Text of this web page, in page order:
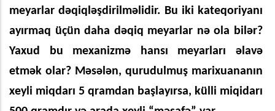
meyarlar dəqiqləşdirilməlidir. Bu iki kateqoriyanı
ayırmaq üçün daha dəqiq meyarlar nə ola bilər?
Yaxud bu mexanizmə hansı meyarları əlavə
etmək olar? Məsələn, qurudulmuş marixuananın
xeyli miqdarı 5 qramdan başlayırsa, külli miqidarı